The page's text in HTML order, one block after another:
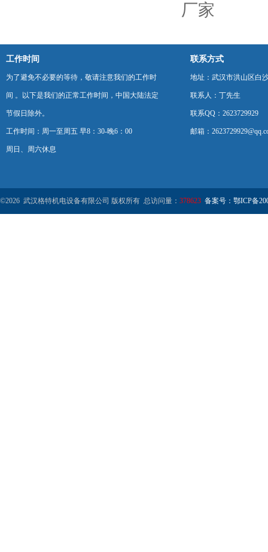
厂家
工作时间
为了避免不必要的等待，敬请注意我们的工作时
间 。以下是我们的正常工作时间，中国大陆法定
节假日除外。
工作时间：周一至周五 早8：30-晚6：00
周日、周六休息
联系方式
地址：武汉市洪山区白
联系人：丁先生
联系QQ：2623729929
邮箱：
©2026 武汉格特机电设备有限公司 版权所有 总访问量： 378623 备案号：鄂ICP备